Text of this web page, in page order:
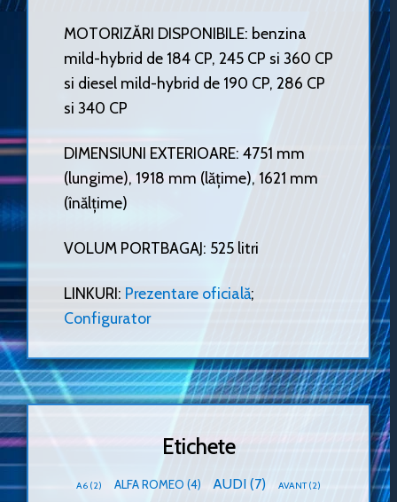
MOTORIZĂRI DISPONIBILE: benzina
mild-hybrid de 184 CP, 245 CP si 360 CP
si diesel mild-hybrid de 190 CP, 286 CP
si 340 CP
DIMENSIUNI EXTERIOARE: 4751 mm
(lungime), 1918 mm (lățime), 1621 mm
(înălțime)
VOLUM PORTBAGAJ: 525 litri
LINKURI: Prezentare oficială;
Configurator
Etichete
A6 (2) ALFA ROMEO (4) AUDI (7) AVANT(2)